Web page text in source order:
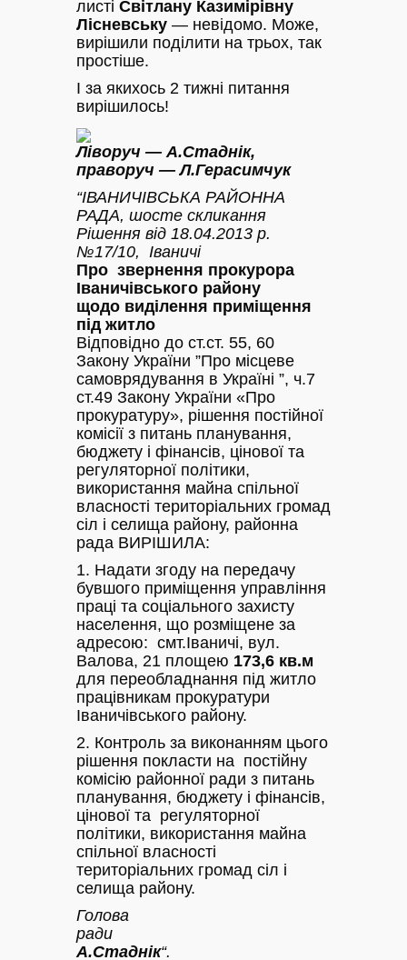
листі Світлану Казимірівну
Лісневську — невідомо. Може,
вирішили поділити на трьох, так
простіше.
І за якихось 2 тижні питання
вирішилось!
Ліворуч — А.Стаднік,
праворуч — Л.Герасимчук
“ІВАНИЧІВСЬКА РАЙОННА
РАДА, шосте скликання
Рішення від 18.04.2013 р.
№17/10, Іваничі
Про звернення прокурора
Іваничівського району
щодо виділення приміщення
під житло
Відповідно до ст.ст. 55, 60
Закону України ”Про місцеве
самоврядування в Україні ”, ч.7
ст.49 Закону України «Про
прокуратуру», рішення постійної
комісії з питань планування,
бюджету і фінансів, цінової та
регуляторної політики,
використання майна спільної
власності територіальних громад
сіл і селища району, районна
рада ВИРІШИЛА:
1. Надати згоду на передачу
бувшого приміщення управління
праці та соціального захисту
населення, що розміщене за
адресою: смт.Іваничі, вул.
Валова, 21 площею 173,6 кв.м
для переобладнання під житло
працівникам прокуратури
Іваничівського району.
2. Контроль за виконанням цього
рішення покласти на постійну
комісію районної ради з питань
планування, бюджету і фінансів,
цінової та регуляторної
політики, використання майна
спільної власності
територіальних громад сіл і
селища району.
Голова
ради
А.Стаднік“.